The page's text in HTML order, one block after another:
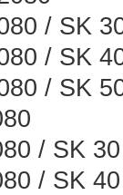
/ SK
/ SK
/ SK
/ SK 30
/ SK 40